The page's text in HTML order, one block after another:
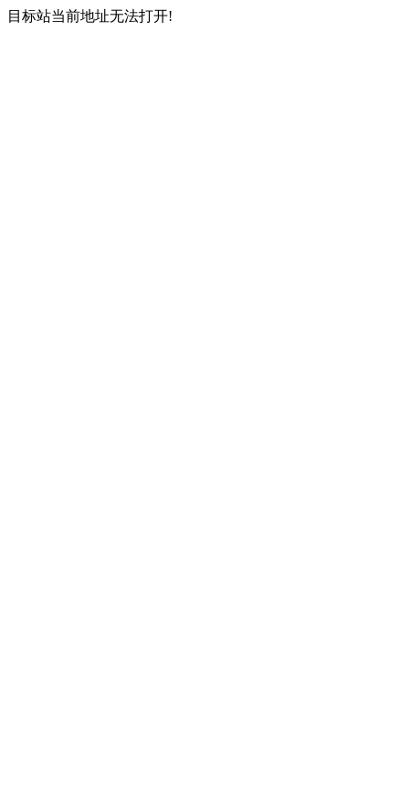
目标站当前地址无法打开!